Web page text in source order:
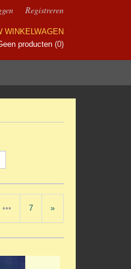
Registreren
WINKELWAGEN
producten (0)
••• 7 »